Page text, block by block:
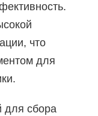
что
для
для сбора